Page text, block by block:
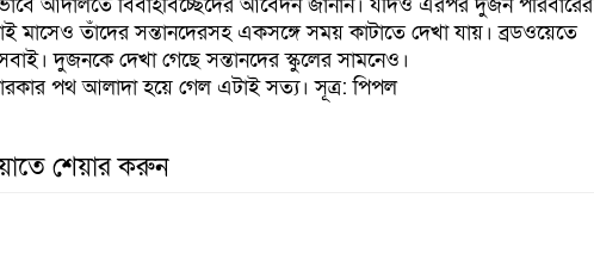
তাঁদের সন্তানদেরসহ একসঙ্গে সময় কাটাতে দেখা যায়। ব্রডওয়েতে
দুজনকে দেখা গেছে সন্তানদের স্কুলের সামনেও।
পথ আলাদা হয়ে গেল এটাই সত্য। সূত্র: পিপল
শেয়ার করুন